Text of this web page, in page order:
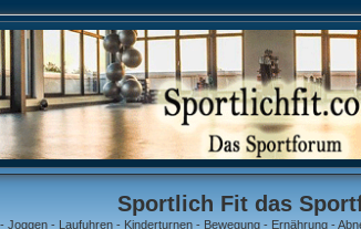
Sportlich Fit das
- Laufuhren - Kinderturnen - Bewegung - Ernährung -